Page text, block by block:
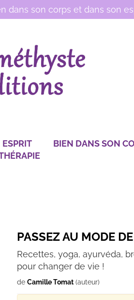
dans son corps et dans son
BIEN DANS SON
PASSEZ AU MODE
Recettes, yoga, ayurvéda,
pour changer de vie !
de Camille Tomat (auteur)